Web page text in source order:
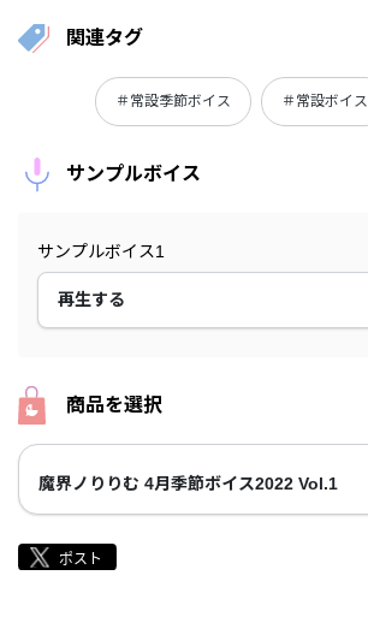
関連タグ
＃常設季節ボイス ＃常設ボイス
サンプルボイス
サンプルボイス1
再生する
商品を選択
魔界ノりりむ 4月季節ボイス2022 Vol.1